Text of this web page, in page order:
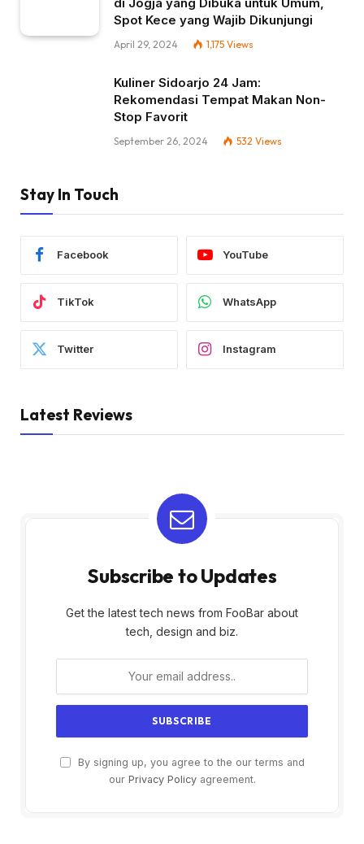
Spot Kece yang Wajib Dikunjungi
April 29, 2024 1,175 Views
Kuliner Sidoarjo 24 Jam:
Rekomendasi Tempat Makan Non-
Stop Favorit
September 26, 2024 532 Views
Stay In Touch
Facebook YouTube
TikTok WhatsApp
Twitter Instagram
Latest Reviews
Subscribe to Updates
Get the latest tech news from FooBar about
tech, design and biz.
By signing up, you agree to the our terms and
our Privacy Policyagreement.